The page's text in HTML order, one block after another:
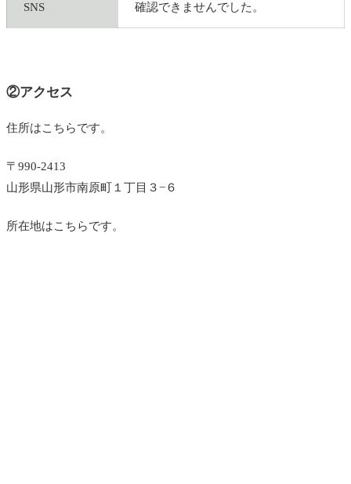
SNS 確認できませんでした。
②アクセス
住所はこちらです。
〒990-2413
山形県山形市南原町１丁目３−６
所在地はこちらです。